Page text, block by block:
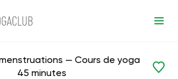
Menstruation
— Cours de yoga
45 minutes